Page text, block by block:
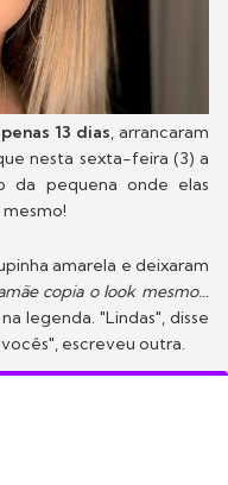
13 dias, arrancaram
nesta sexta-feira (3) a
da pequena onde elas
mesmo!
amarela e deixaram
copia o look mesmo...
legenda. "Lindas", disse
escreveu outra.